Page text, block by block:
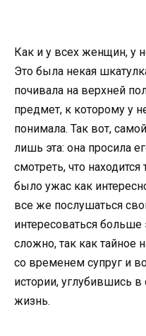
Как и у всех женщин, у
Это была некая
почивала на верхней
предмет, к которому у
понимала. Так вот,
лишь эта: она просила
смотреть, что
было ужас как
все же послушаться
интересоваться
сложно, так как тайное
со временем супруг и
истории, углубившись
жизнь.